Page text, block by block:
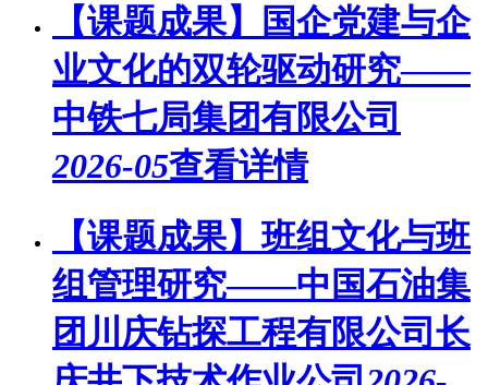
【课题成果】国企党建与企
业文化的双轮驱动研究——
中铁七局集团有限公司
2026-05查看详情
【课题成果】班组文化与班
组管理研究——中国石油集
团川庆钻探工程有限公司长